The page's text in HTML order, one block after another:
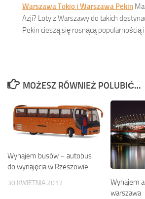
Warszawa Tokio i Warszawa Pekin
Azji? Loty z Warszawy do takich
Pekin cieszą się rosnącą popularnością
MOŻESZ RÓWNIEŻ POLUBIĆ…
Wynajem busów – autobus
do wynajęcia w Rzeszowie
30 KWIETNIA 2017
Wynajem
warszawa